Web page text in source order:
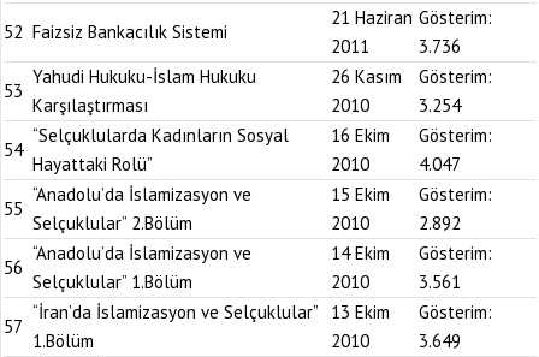
52 Faizsiz Bankacılık Sistemi
21 Haziran
2011
Gösterim:
3.736
53
Yahudi Hukuku-İslam Hukuku
Karşılaştırması
26 Kasım
2010
Gösterim:
3.254
54
“Selçuklularda Kadınların Sosyal
Hayattaki Rolü”
16 Ekim
2010
Gösterim:
4.047
55
“Anadolu’da İslamizasyon ve
Selçuklular” 2.Bölüm
15 Ekim
2010
Gösterim:
2.892
56
“Anadolu’da İslamizasyon ve
Selçuklular” 1.Bölüm
14 Ekim
2010
Gösterim:
3.561
57
“İran’da İslamizasyon ve Selçuklular”
1.Bölüm
13 Ekim
2010
Gösterim:
3.649